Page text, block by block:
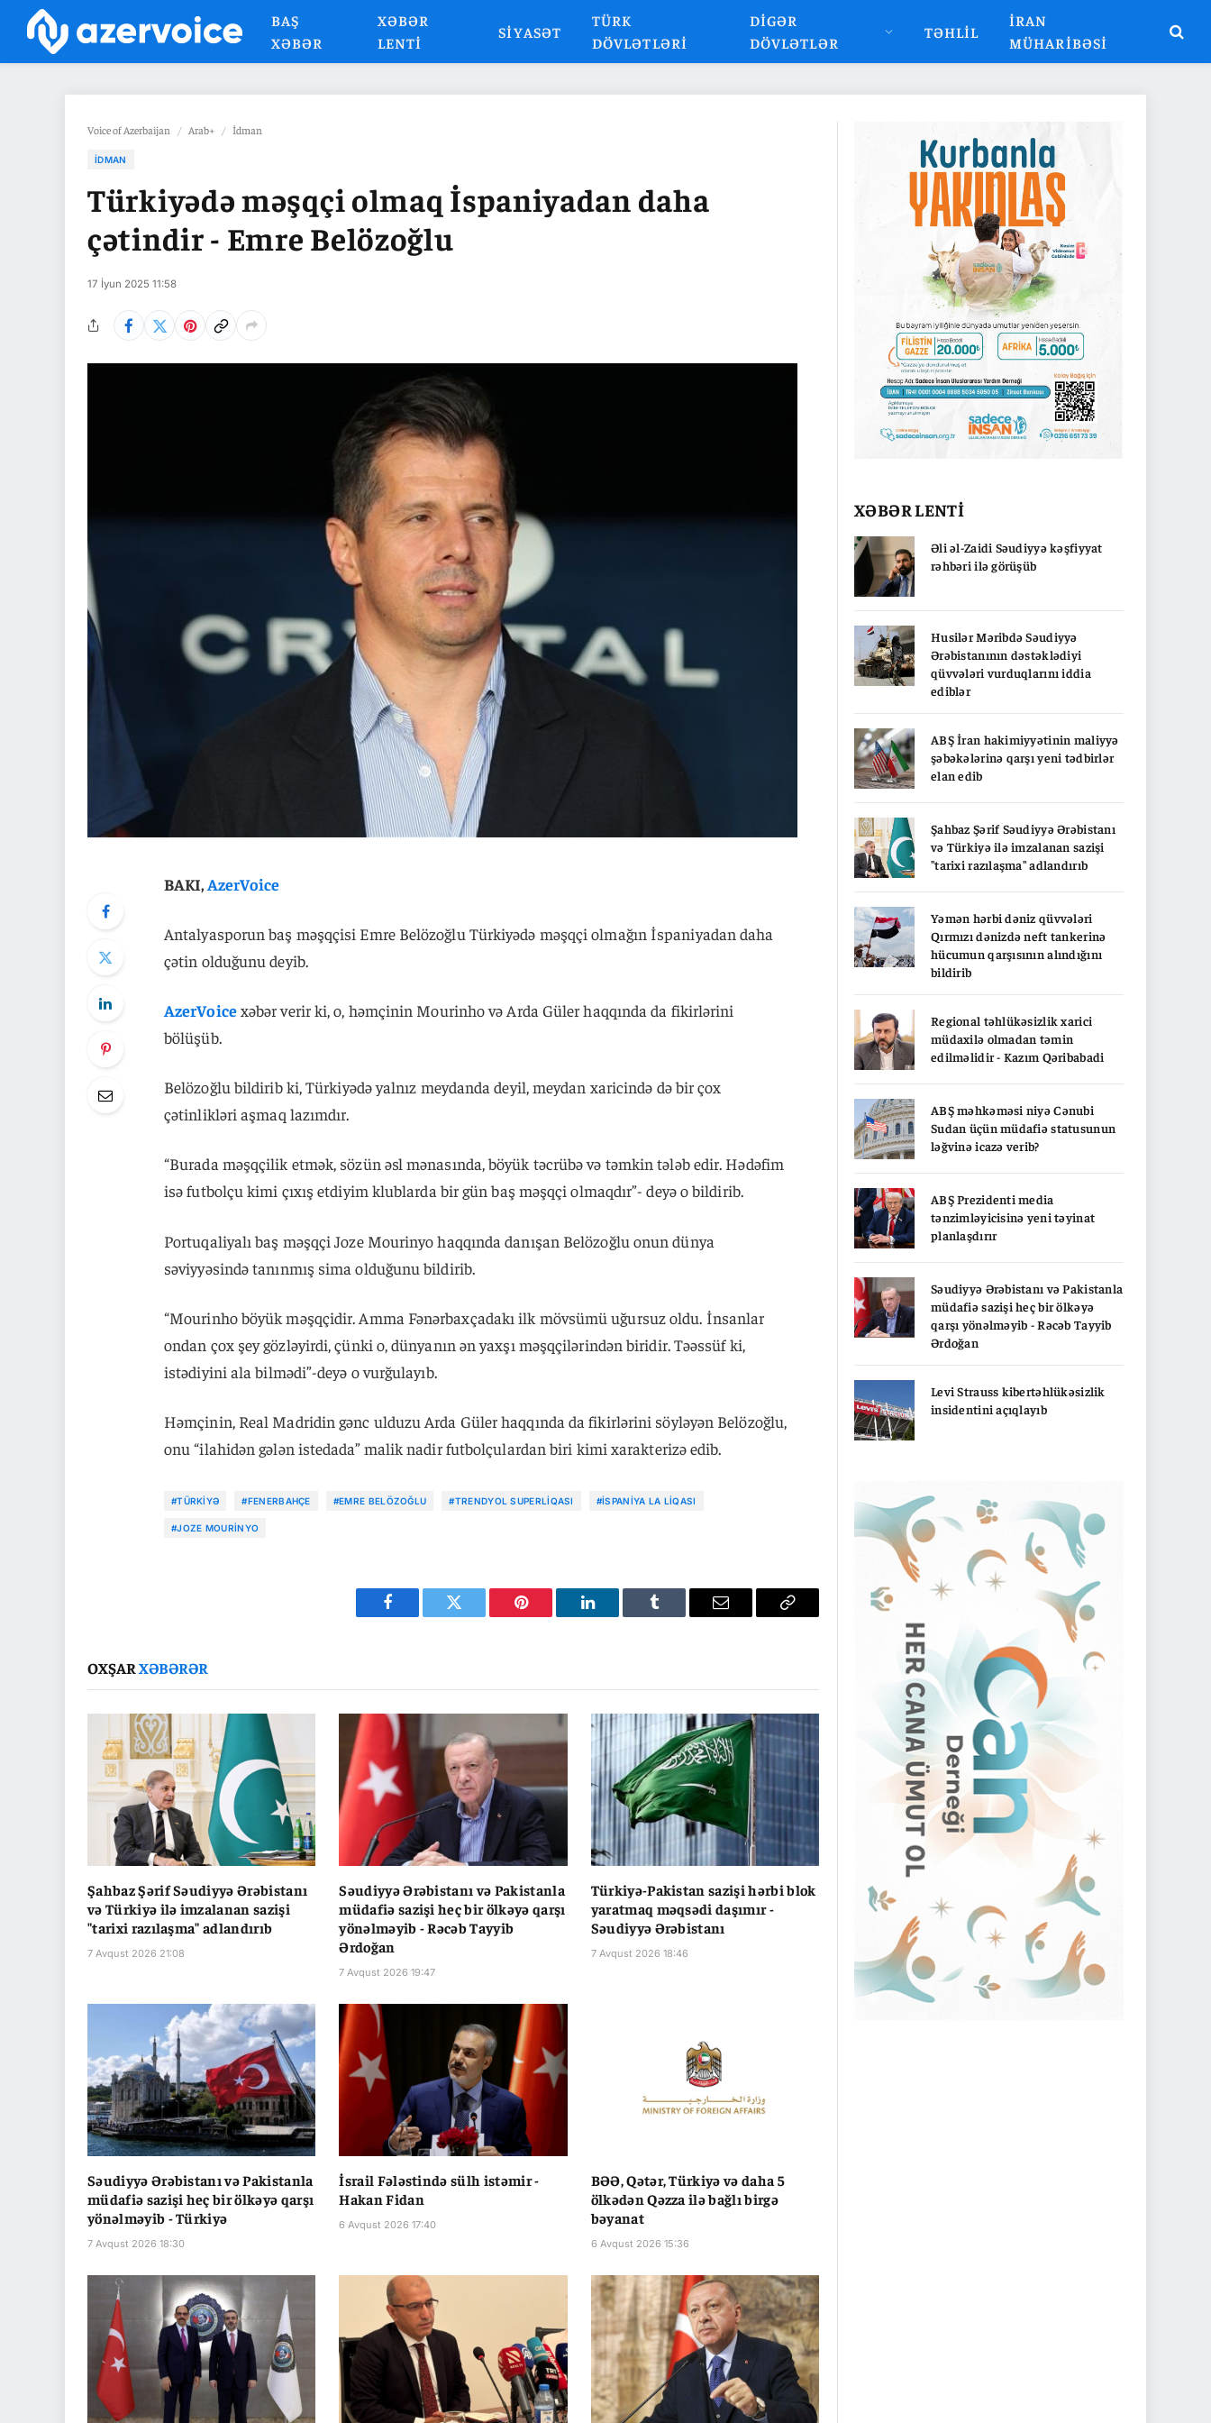
BAŞ
XƏBƏR
XƏBƏR
LENTI
SIYASƏT
TÜRK
DÖVLƏTLƏRI
DIGƏR
DÖVLƏTLƏR
TƏHLIL
İRAN
MÜHARIBƏSI
Voice of Azerbaijan / Arab+ / İdman
İDMAN
Türkiyədə məşqçi olmaq İspaniyadan daha
çətindir - Emre Belözoğlu
17 İyun 2025 11:58
BAKI,AzerVoice
Antalyasporun baş məşqçisi Emre Belözoğlu Türkiyədə məşqçi olmağın İspaniyadan daha
çətin olduğunu deyib.
AzerVoicexəbər verir ki, o, həmçinin Mourinho və Arda Güler haqqında da fikirlərini
bölüşüb.
Belözoğlu bildirib ki, Türkiyədə yalnız meydanda deyil, meydan xaricində də bir çox
çətinlikləri aşmaq lazımdır.
“Burada məşqçilik etmək, sözün əsl mənasında, böyük təcrübə və təmkin tələb edir. Hədəfim
isə futbolçu kimi çıxış etdiyim klublarda bir gün baş məşqçi olmaqdır”- deyə o bildirib.
Portuqaliyalı baş məşqçi Joze Mourinyo haqqında danışan Belözoğlu onun dünya
səviyyəsində tanınmış sima olduğunu bildirib.
“Mourinho böyük məşqçidir. Amma Fənərbaxçadakı ilk mövsümü uğursuz oldu. İnsanlar
ondan çox şey gözləyirdi, çünki o, dünyanın ən yaxşı məşqçilərindən biridir. Təəssüf ki,
istədiyini ala bilmədi”-deyə o vurğulayıb.
Həmçinin, Real Madridin gənc ulduzu Arda Güler haqqında da fikirlərini söyləyən Belözoğlu,
onu “ilahidən gələn istedada” malik nadir futbolçulardan biri kimi xarakterizə edib.
#TÜRKIYƏ #FENERBAHÇE #EMRE BELÖZOĞLU #TRENDYOL SUPERLIQASI #İSPANIYA LA LIQASI
#JOZE MOURINYO
Facebook Twitter Pinterest LinkedIn Tumblr Email
Copy
OXŞARXƏBƏRƏR
Şahbaz Şərif Səudiyyə Ərəbistanı
və Türkiyə ilə imzalanan sazişi
"tarixi razılaşma" adlandırıb
7 Avqust 2026 21:08
Səudiyyə Ərəbistanı və Pakistanla
müdafiə sazişi heç bir ölkəyə qarşı
yönəlməyib - Rəcəb Tayyib
Ərdoğan
7 Avqust 2026 19:47
Türkiyə-Pakistan sazişi hərbi blok
yaratmaq məqsədi daşımır -
Səudiyyə Ərəbistanı
7 Avqust 2026 18:46
Səudiyyə Ərəbistanı və Pakistanla
müdafiə sazişi heç bir ölkəyə qarşı
yönəlməyib - Türkiyə
7 Avqust 2026 18:30
İsrail Fələstində sülh istəmir -
Hakan Fidan
6 Avqust 2026 17:40
BƏƏ, Qətər, Türkiyə və daha 5
ölkədən Qəzza ilə bağlı birgə
bəyanat
6 Avqust 2026 15:36
XƏBƏR LENTİ
Əli əl-Zaidi Səudiyyə kəşfiyyat
rəhbəri ilə görüşüb
Husilər Məribdə Səudiyyə
Ərəbistanının dəstəklədiyi
qüvvələri vurduqlarını iddia
ediblər
ABŞ İran hakimiyyətinin maliyyə
şəbəkələrinə qarşı yeni tədbirlər
elan edib
Şahbaz Şərif Səudiyyə Ərəbistanı
və Türkiyə ilə imzalanan sazişi
"tarixi razılaşma" adlandırıb
Yəmən hərbi dəniz qüvvələri
Qırmızı dənizdə neft tankerinə
hücumun qarşısının alındığını
bildirib
Regional təhlükəsizlik xarici
müdaxilə olmadan təmin
edilməlidir - Kazım Qəribabadi
ABŞ məhkəməsi niyə Cənubi
Sudan üçün müdafiə statusunun
ləğvinə icazə verib?
ABŞ Prezidenti media
tənzimləyicisinə yeni təyinat
planlaşdırır
Səudiyyə Ərəbistanı və Pakistanla
müdafiə sazişi heç bir ölkəyə
qarşı yönəlməyib - Rəcəb Tayyib
Ərdoğan
Levi Strauss kibertəhlükəsizlik
insidentini açıqlayıb